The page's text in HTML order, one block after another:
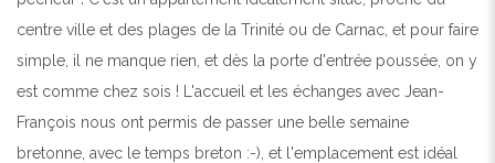
centre ville et des plages de la Trinité ou de Carnac, et pour faire
simple, il ne manque rien, et dès la porte d'entrée poussée, on y
est comme chez sois ! L'accueil et les échanges avec Jean-
François nous ont permis de passer une belle semaine
bretonne, avec le temps breton :-), et l'emplacement est idéal